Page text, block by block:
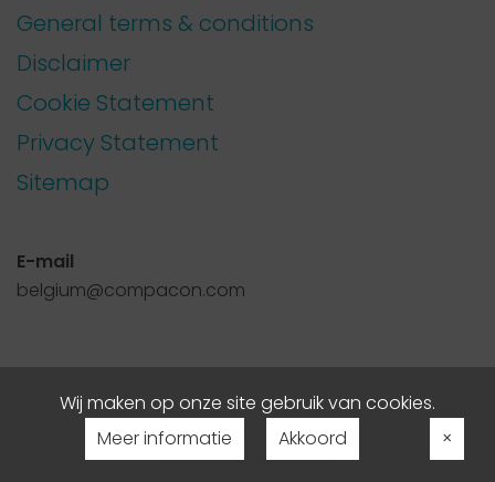
General terms & conditions
Disclaimer
Cookie Statement
Privacy Statement
Sitemap
E-mail
belgium@compacon.com
© 2016-2026 Compacon
Made with WebVooruit
Wij maken op onze site gebruik van cookies.
Meer informatie
Akkoord ×